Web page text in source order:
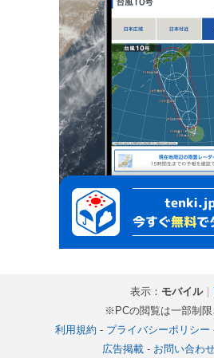
表示： モバイル｜
※PCの閲覧は一部制限
利用規約 - プライバシーポリシー
広告掲載- お問い合わ